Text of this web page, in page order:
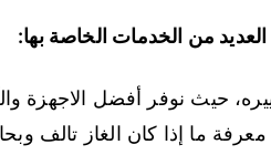
من الخدمات الخاصة بها:
حيث نوفر أفضل الاجهزة
ما إذا كان الغاز تالف